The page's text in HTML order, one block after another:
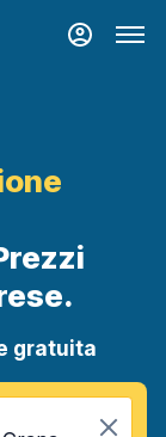
gratuita